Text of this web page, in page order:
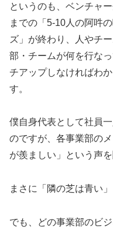
というのも、ベンチャ
までの「5-10人の阿吽
ズ」が終わり、人やチ
部・チームが何を行な
チアップしなければわ
す。
僕自身代表として社員
のですが、各事業部の
が羨ましい」という声を
まさに「隣の芝は青い
でも、どの事業部のビ